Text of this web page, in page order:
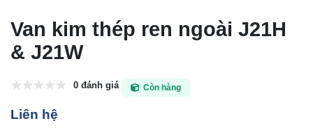
Van kim thép ren ngoài J21H
& J21W
0 đánh giá Còn hàng
Liên hệ